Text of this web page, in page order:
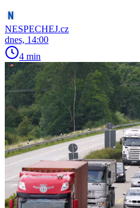
NESPECHEJ.cz
dnes, 14:00
4 min